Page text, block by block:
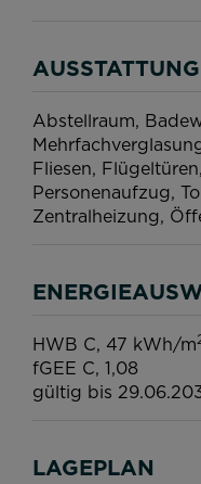
AUSSTATTUNG
Abstellraum
Fliesen Flügeltüren
Personenaufzug
Zentralheizung
HWB C, 47 kWh/m
fGEE C, 1,08
gültig bis
LAGEPLAN